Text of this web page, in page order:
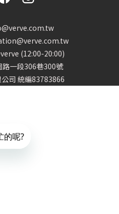
(12:00-20:00)
路一段306巷300號
司 統編83783866